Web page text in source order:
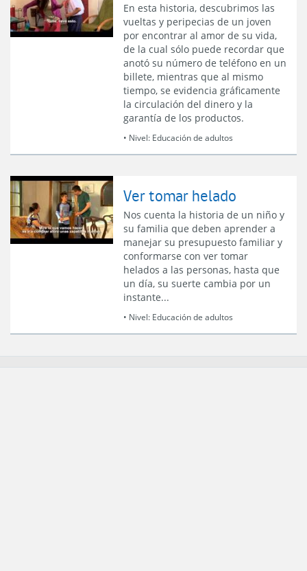
En esta historia, descubrimos las
vueltas y peripecias de un joven
por encontrar al amor de su vida,
de la cual sólo puede recordar que
anotó su número de teléfono en un
billete, mientras que al mismo
tiempo, se evidencia gráficamente
la circulación del dinero y la
garantía de los productos.
• Nivel: Educación de adultos
Ver tomar helado
Nos cuenta la historia de un niño y
su familia que deben aprender a
manejar su presupuesto familiar y
conformarse con ver tomar
helados a las personas, hasta que
un día, su suerte cambia por un
instante...
• Nivel: Educación de adultos